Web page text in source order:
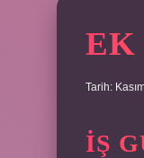
EK
Tarih:
İŞ